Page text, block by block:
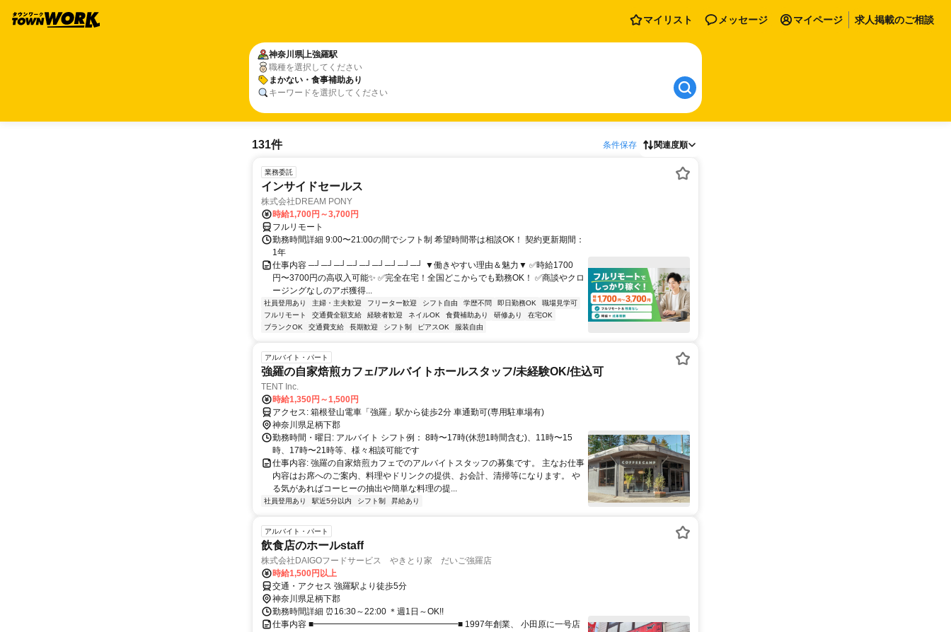
マイリスト メッセージ マイページ 求人掲載のご相談
神奈川県上強羅駅
職種を選択してください
まかない・食事補助あり
キーワードを選択してください
131件 条件保存 関連度順
業務委託
インサイドセールス
株式会社DREAM PONY
時給1,700円～3,700円
フルリモート
勤務時間詳細 9:00〜21:00の間でシフト制 希望時間帯は相談OK！ 契約更新期間：
1年
仕事内容 ─┘─┘─┘─┘─┘─┘─┘─┘─┘ ▼働きやすい理由＆魅力▼ ✅時給1700
円〜3700円の高収入可能✨ ✅完全在宅！全国どこからでも勤務OK！ ✅商談やクロ
ージングなしのアポ獲得...
社員登用あり 主婦・主夫歓迎 フリーター歓迎 シフト自由 学歴不問 即日勤務OK
職場見学可
フルリモート
交通費全額支給 経験者歓迎 ネイルOK 食費補助あり 研修あり
在宅OK
ブランクOK
交通費支給 長期歓迎 シフト制 ピアスOK 服装自由
アルバイト・パート
強羅の自家焙煎カフェ/アルバイトホールスタッフ/未経験OK/住込可
TENT Inc.
時給1,350円～1,500円
アクセス: 箱根登山電車「強羅」駅から徒歩2分 車通勤可(専用駐車場有)
神奈川県足柄下郡
勤務時間・曜日: アルバイト シフト例： 8時〜17時(休憩1時間含む)、11時〜15
時、17時〜21時等、様々相談可能です
仕事内容: 強羅の自家焙煎カフェでのアルバイトスタッフの募集です。 主なお仕事
内容はお席へのご案内、料理やドリンクの提供、お会計、清掃等になります。 や
る気があればコーヒーの抽出や簡単な料理の提...
社員登用あり 駅近5分以内 シフト制 昇給あり
アルバイト・パート
飲食店のホールstaff
株式会社DAIGOフードサービス やきとり家 だいご強羅店
時給1,500円以上
交通・アクセス 強羅駅より徒歩5分
神奈川県足柄下郡
勤務時間詳細 ⏰16:30～22:00 ＊週1日～OK!!
仕事内容 ■━━━━━━━━━━━━━━━━━■ 1997年創業、 小田原に一号店